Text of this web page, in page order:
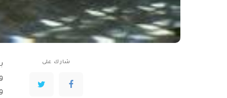
شارك على